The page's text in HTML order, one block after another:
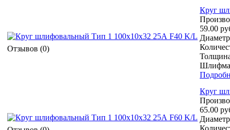
Отзывов (0)
Круг
59.00
Круг
65.00